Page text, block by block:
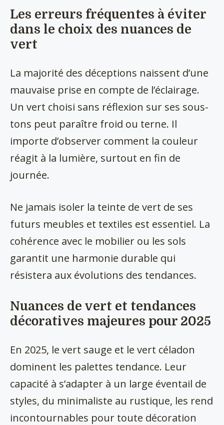
Les erreurs fréquentes à éviter
dans le choix des nuances de
vert
La majorité des déceptions naissent d’une
mauvaise prise en compte de l’éclairage.
Un vert choisi sans réflexion sur ses sous-
tons peut paraître froid ou terne. Il
importe d’observer comment la couleur
réagit à la lumière, surtout en fin de
journée.
Ne jamais isoler la teinte de vert de ses
futurs meubles et textiles est essentiel. La
cohérence avec le mobilier ou les sols
garantit une harmonie durable qui
résistera aux évolutions des tendances.
Nuances de vert et tendances
décoratives majeures pour 2025
En 2025, le vert sauge et le vert céladon
dominent les palettes tendance. Leur
capacité à s’adapter à un large éventail de
styles, du minimaliste au rustique, les rend
incontournables pour toute décoration